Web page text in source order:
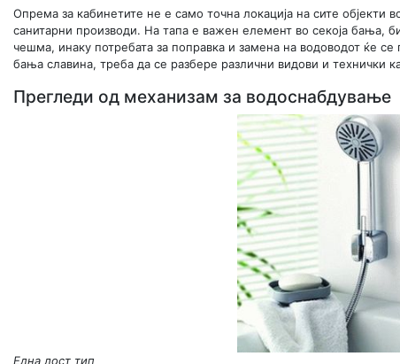
Опрема за кабинетите не е само точна локација на сите објекти
санитарни производи. На тапа е важен елемент во секоја бања,
чешма, инаку потребата за поправка и замена на водоводот ќе
бања славина, треба да се разбере различни видови и технички
Прегледи од механизам за водоснабдување
Една лост тип